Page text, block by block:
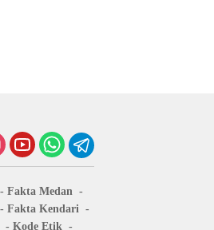
Fakta Medan
Fakta Kendari
Kode Etik